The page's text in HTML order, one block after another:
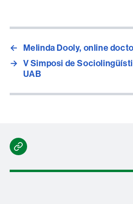
página
←
Melinda Dooly, online
→ V Simposi de
UAB
Blue